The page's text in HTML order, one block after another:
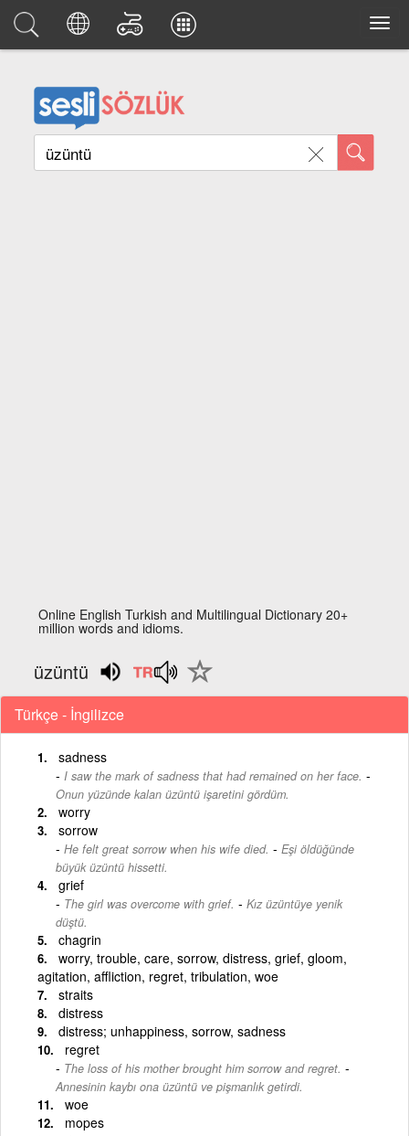
Online English Turkish and Multilingual Dictionary 20+
million words and idioms.
üzüntü
Türkçe - İngilizce
sadness
I saw the mark of sadness that had remained on her face. -
Onun yüzünde kalan üzüntü işaretini gördüm.
worry
sorrow
He felt great sorrow when his wife died. - Eşi öldüğünde
büyük üzüntü hissetti.
grief
The girl was overcome with grief. - Kız üzüntüye yenik
düştü.
chagrin
worry, trouble, care, sorrow, distress, grief, gloom,
agitation, affliction, regret, tribulation, woe
straits
distress
distress; unhappiness, sorrow, sadness
regret
The loss of his mother brought him sorrow and regret. -
Annesinin kaybı ona üzüntü ve pişmanlık getirdi.
woe
mopes